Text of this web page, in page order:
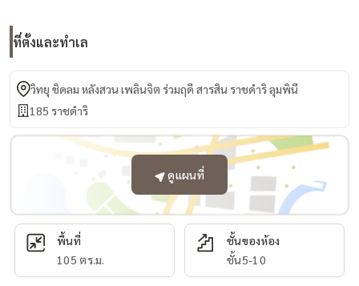
ที่ตั้งและทำเล
วิทยุ ชิดลม หลังสวน เพลินจิต ร่วมฤดี สารสิน ราชดำริ ลุมพินี
185 ราชดำริ
ดูแผนที่
พื้นที่
105 ตร.ม.
ชั้นของห้อง
ชั้น5-10